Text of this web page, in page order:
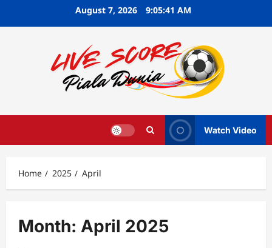
August 7, 2026 9:05:42 AM
Watch Video
Home 2025 April
Month: April 2025